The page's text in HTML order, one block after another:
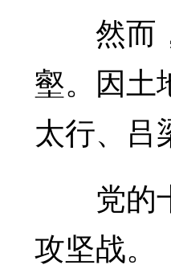
然而，
壑。因土
太行、吕
党的十
攻坚战。